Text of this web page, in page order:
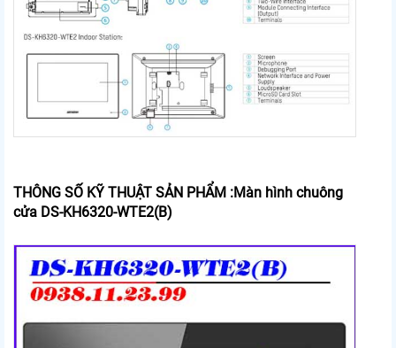
THÔNG SỐ KỸ THUẬT SẢN PHẨM :Màn hình chuông
cửa DS-KH6320-WTE2(B)